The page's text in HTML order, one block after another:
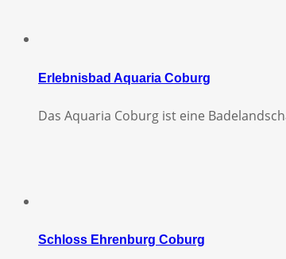
Erlebnisbad Aquaria Coburg
Das Aquaria Coburg ist eine
Schloss Ehrenburg Coburg